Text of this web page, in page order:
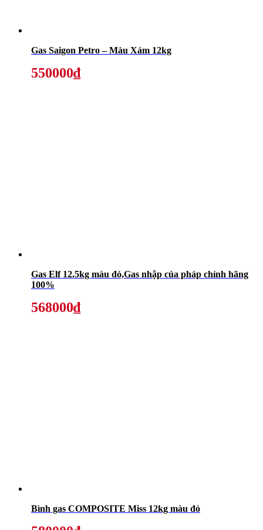
Gas Saigon Petro – Màu Xám 12kg
550000₫
Gas Elf 12.5kg màu đỏ,Gas nhập của pháp chính hãng
100%
568000₫
Bình gas COMPOSITE Miss 12kg màu đỏ